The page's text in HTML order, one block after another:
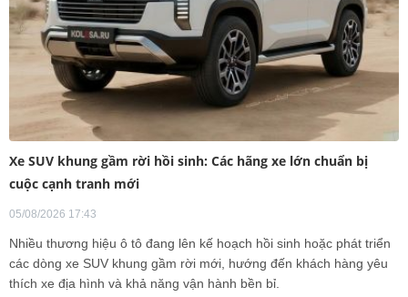
Xe SUV khung gầm rời hồi sinh: Các hãng xe lớn chuẩn bị
cuộc cạnh tranh mới
05/08/2026 17:43
Nhiều thương hiệu ô tô đang lên kế hoạch hồi sinh hoặc phát triển
các dòng xe SUV khung gầm rời mới, hướng đến khách hàng yêu
thích xe địa hình và khả năng vận hành bền bỉ.